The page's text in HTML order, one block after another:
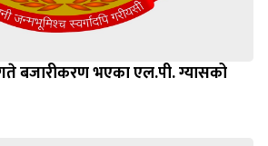
बजारीकरण भएका एल.पी. ग्यासको